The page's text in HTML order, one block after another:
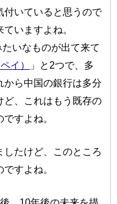
付いていると思うので
いますよね。
たいなものが出て来て
イ）
」と2つで、多
ら中国の銀行は多分
ど、これはもう既存の
すよね。
たけど、このところ
すよね。